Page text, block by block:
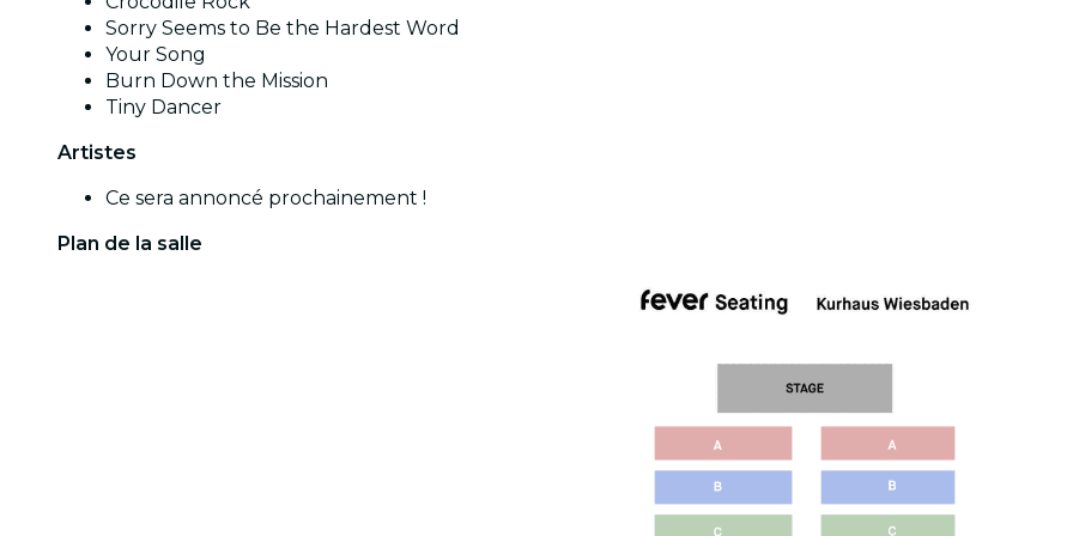
Sorry Seems to Be the Hardest Word
Your Song
Burn Down the Mission
Tiny Dancer
Artistes
Ce sera annoncé prochainement !
Plan de la salle